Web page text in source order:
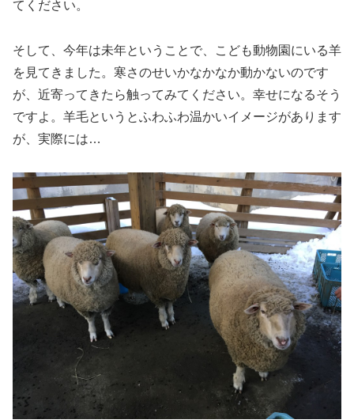
てください。
そして、今年は未年ということで、こども動物園にいる羊
を見てきました。寒さのせいかなかなか動かないのです
が、近寄ってきたら触ってみてください。幸せになるそう
ですよ。羊毛というとふわふわ温かいイメージがあります
が、実際には…